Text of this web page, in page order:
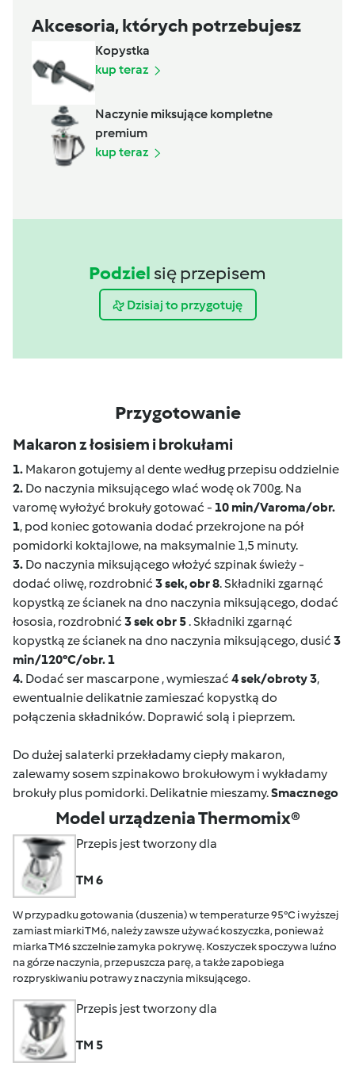
Akcesoria, których potrzebujesz
Kopystka
kup teraz
Naczynie miksujące kompletne
premium
kup teraz
Podziel się przepisem
Dzisiaj to przygotuję
Przygotowanie
Makaron z łosisiem i brokułami
1. Makaron gotujemy al dente według przepisu oddzielnie
2. Do naczynia miksującego wlać wodę ok 700g. Na
varomę wyłożyć brokuły gotować - 10 min/Varoma/obr.
1, pod koniec gotowania dodać przekrojone na pół
pomidorki koktajlowe, na maksymalnie 1,5 minuty.
3. Do naczynia miksującego włożyć szpinak świeży -
dodać oliwę, rozdrobnić 3 sek, obr 8. Składniki zgarnąć
kopystką ze ścianek na dno naczynia miksującego, dodać
łososia, rozdrobnić 3 sek obr 5. Składniki zgarnąć
kopystką ze ścianek na dno naczynia miksującego, dusić 3
min/120°C/obr. 1
4. Dodać ser mascarpone , wymieszać 4 sek/obroty 3,
ewentualnie delikatnie zamieszać kopystką do
połączenia składników. Doprawić solą i pieprzem.
Do dużej salaterki przekładamy ciepły makaron,
zalewamy sosem szpinakowo brokułowym i wykładamy
brokuły plus pomidorki. Delikatnie mieszamy.Smacznego
Model urządzenia Thermomix®
Przepis jest tworzony dla
TM 6
W przypadku gotowania (duszenia) w temperaturze 95°C i wyższej
zamiast miarki TM6, należy zawsze używać koszyczka, ponieważ
miarka TM6 szczelnie zamyka pokrywę. Koszyczek spoczywa luźno
na górze naczynia, przepuszcza parę, a także zapobiega
rozpryskiwaniu potrawy z naczynia miksującego.
Przepis jest tworzony dla
TM 5